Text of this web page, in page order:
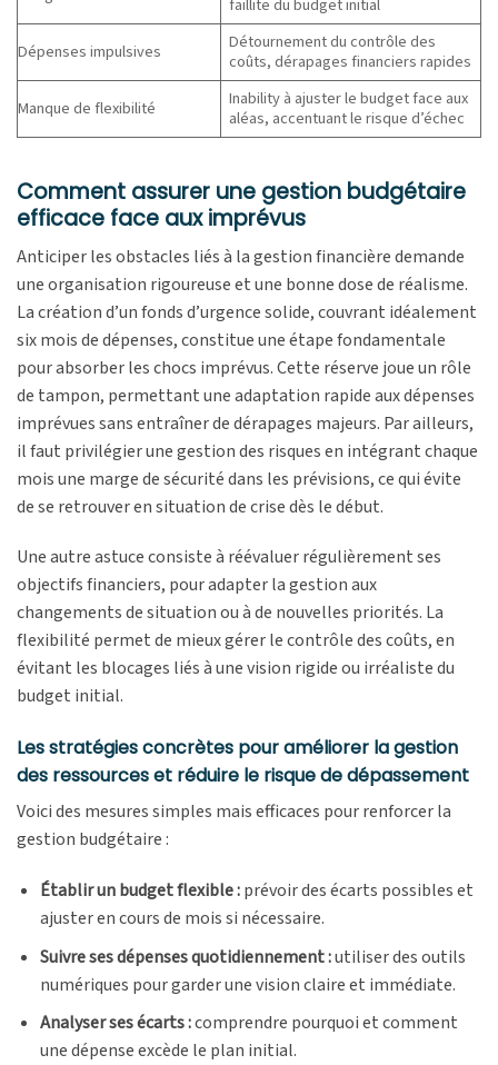
faillite du budget initial
Dépenses impulsives
Détournement du contrôle des
coûts, dérapages financiers rapides
Manque de flexibilité
Inability à ajuster le budget face aux
aléas, accentuant le risque d’échec
Comment assurer une gestion budgétaire
efficace face aux imprévus
Anticiper les obstacles liés à la gestion financière demande
une organisation rigoureuse et une bonne dose de réalisme.
La création d’un fonds d’urgence solide, couvrant idéalement
six mois de dépenses, constitue une étape fondamentale
pour absorber les chocs imprévus. Cette réserve joue un rôle
de tampon, permettant une adaptation rapide aux dépenses
imprévues sans entraîner de dérapages majeurs. Par ailleurs,
il faut privilégier une gestion des risques en intégrant chaque
mois une marge de sécurité dans les prévisions, ce qui évite
de se retrouver en situation de crise dès le début.
Une autre astuce consiste à réévaluer régulièrement ses
objectifs financiers, pour adapter la gestion aux
changements de situation ou à de nouvelles priorités. La
flexibilité permet de mieux gérer le contrôle des coûts, en
évitant les blocages liés à une vision rigide ou irréaliste du
budget initial.
Les stratégies concrètes pour améliorer la gestion
des ressources et réduire le risque de dépassement
Voici des mesures simples mais efficaces pour renforcer la
gestion budgétaire :
Établir un budget flexible :prévoir des écarts possibles et
ajuster en cours de mois si nécessaire.
Suivre ses dépenses quotidiennement :utiliser des outils
numériques pour garder une vision claire et immédiate.
Analyser ses écarts :comprendre pourquoi et comment
une dépense excède le plan initial.